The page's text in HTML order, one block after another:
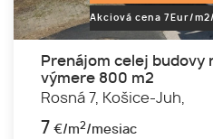
Akciová cena 7Eur/
Prenájom celej budovy
výmere 800 m2
Rosná 7, Košice-Juh,
7 €/m2/mesiac